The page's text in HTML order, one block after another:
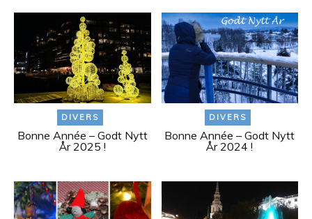
DIVERS
Bonne Année – Godt Nytt
År 2025 !
DIVERS
Bonne Année – Godt Nytt
År 2024 !